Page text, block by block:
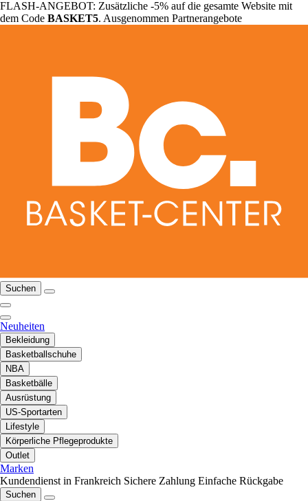
FLASH-ANGEBOT: Zusätzliche -5% auf die gesamte Website mit
dem Code BASKET5. Ausgenommen Partnerangebote
Suchen
Neuheiten
Bekleidung
Basketballschuhe
NBA
Basketbälle
Ausrüstung
US-Sportarten
Lifestyle
Körperliche Pflegeprodukte
Outlet
Marken
Kundendienst in Frankreich Sichere Zahlung Einfache Rückgabe
Suchen